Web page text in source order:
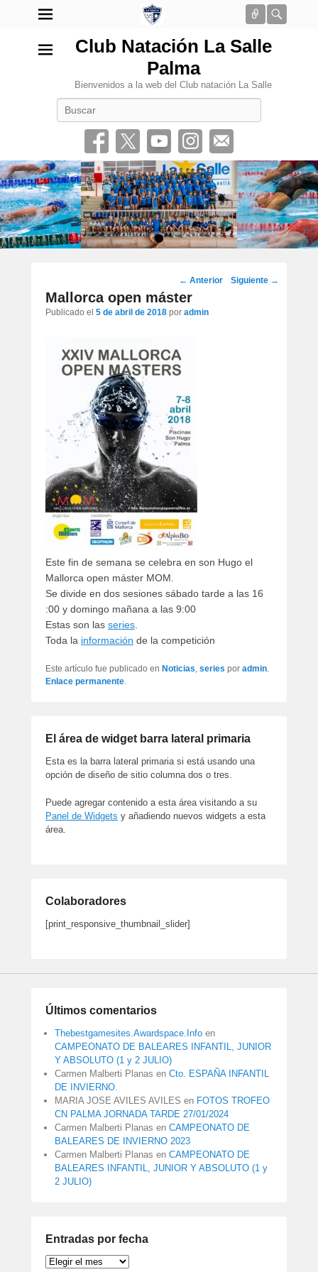
Conectar
Club Natación La Salle
Palma
Bienvenidos a la web del Club natación La Salle
•
Navegación
por
los
← Anterior Siguiente →
Mallorca open máster
Publicado el 5 de abril de 2018 por admin
Este fin de semana se celebra en son Hugo el
Mallorca open máster MOM.
Se divide en dos sesiones sábado tarde a las 16
:00 y domingo mañana a las 9:00
Estas son las series
Toda la información de la competición
Este artículo fue publicado en Noticias, series por admin.
Enlace permanente.
El área de widget barra lateral primaria
Esta es la barra lateral primaria si está usando una
opción de diseño de sitio columna dos o tres.
Puede agregar contenido a esta área visitando a su
Panel de Widgets y añadiendo nuevos widgets a esta
área.
Colaboradores
[print_responsive_thumbnail_slider]
Últimos comentarios
Thebestgamesites.Awardspace.Info en
CAMPEONATO DE BALEARES INFANTIL, JUNIOR
Y ABSOLUTO (1 y 2 JULIO)
Carmen Malberti Planas en Cto. ESPAÑA INFANTIL
DE INVIERNO.
MARIA JOSE AVILES AVILES en FOTOS TROFEO
CN PALMA JORNADA TARDE 27/01/2024
Carmen Malberti Planas en CAMPEONATO DE
BALEARES DE INVIERNO 2023
Carmen Malberti Planas en CAMPEONATO DE
BALEARES INFANTIL, JUNIOR Y ABSOLUTO (1 y
2 JULIO)
Entradas por fecha
Entradas